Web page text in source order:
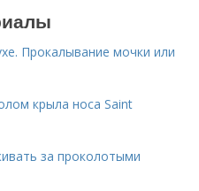
Прокалывание мочки или
крыла носа Saint
за проколотыми